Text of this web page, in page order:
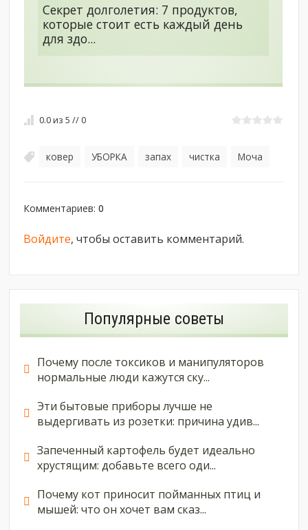
Секрет долголетия: 7 продуктов,
которые стоит есть каждый день
для здо...
0.0из5 // 0
ковер УБОРКА запах чистка Моча
Комментариев:0
Войдите, чтобы оставить комментарий.
Популярные советы
Почему после токсиков и манипуляторов
нормальные люди кажутся ску...
Эти бытовые приборы лучше не
выдергивать из розетки: причина удив...
Запеченный картофель будет идеально
хрустящим: добавьте всего оди...
Почему кот приносит пойманных птиц и
мышей: что он хочет вам сказ...